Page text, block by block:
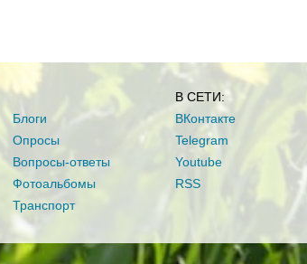
Блоги
Опросы
Вопросы-ответы
Фотоальбомы
Транспорт
В СЕТИ:
ВКонтакте
Telegram
Youtube
RSS